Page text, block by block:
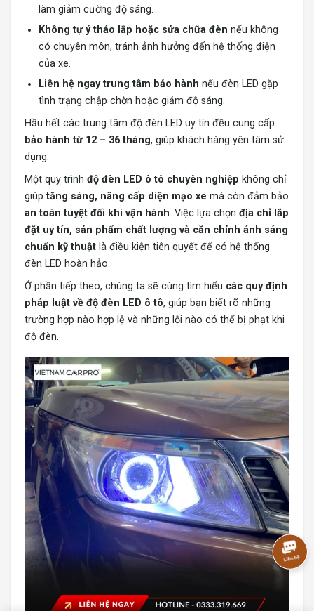
làm giảm cường độ sáng.
Không tự ý tháo lắp hoặc sửa chữa đèn nếu không
có chuyên môn, tránh ảnh hưởng đến hệ thống điện
của xe.
Liên hệ ngay trung tâm bảo hành nếu đèn LED gặp
tình trạng chập chờn hoặc giảm độ sáng.
Hầu hết các trung tâm độ đèn LED uy tín đều cung cấp
bảo hành từ 12 – 36 tháng, giúp khách hàng yên tâm sử
dụng.
Một quy trình độ đèn LED ô tô chuyên nghiệp không chỉ
giúptăng sáng, nâng cấp diện mạo xe mà còn đảm bảo
an toàn tuyệt đối khi vận hành. Việc lựa chọn địa chỉ lắp
đặt uy tín, sản phẩm chất lượng và căn chỉnh ánh sáng
chuẩn kỹ thuật là điều kiện tiên quyết để có hệ thống
đèn LED hoàn hảo.
Ở phần tiếp theo, chúng ta sẽ cùng tìm hiểu các quy định
pháp luật về độ đèn LED ô tô, giúp bạn biết rõ những
trường hợp nào hợp lệ và những lỗi nào có thể bị phạt khi
độ đèn.